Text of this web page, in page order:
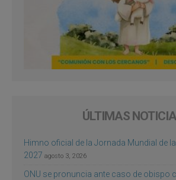
ÚLTIMAS
Himno oficial de la Jornada Mundial de la
2027 agosto 3, 2026
ONU se pronuncia ante caso de obispo